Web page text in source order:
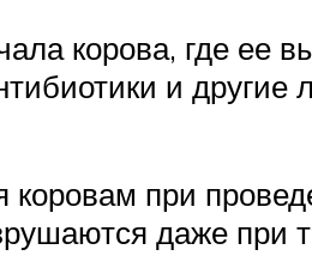
корова, где
и
коровам при
даже при